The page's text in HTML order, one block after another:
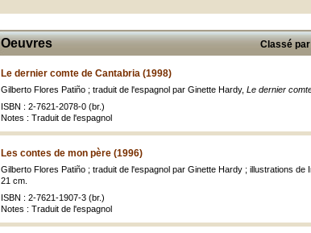
Classé par
Oeuvres
Le dernier comte de Cantabria (1998)
Gilberto Flores Patiño ; traduit de l'espagnol par Ginette Hardy, Le dernier
ISBN : 2-7621-2078-0 (br.)
Notes : Traduit de l'espagnol
Les contes de mon père (1996)
Gilberto Flores Patiño ; traduit de l'espagnol par Ginette Hardy ; illustrations de
21 cm.
ISBN : 2-7621-1907-3 (br.)
Notes : Traduit de l'espagnol